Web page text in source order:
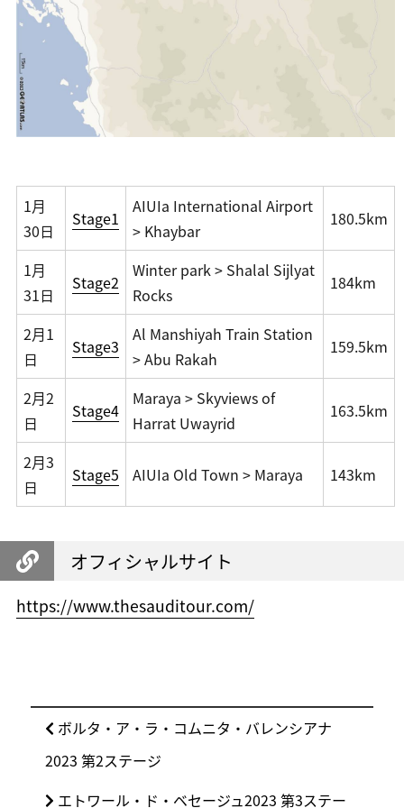
1月
30日
Stage1
AIUIa International Airport
> Khaybar
180.5km
1月
31日
Stage2
Winter park > Shalal Sijlyat
Rocks
184km
2月1
日
Stage3
Al Manshiyah Train Station
> Abu Rakah
159.5km
2月2
日
Stage4
Maraya > Skyviews of
Harrat Uwayrid
163.5km
2月3
日
Stage5 AIUIa Old Town > Maraya 143km
オフィシャルサイト
https://www.thesauditour.com/
ナ
前
の
ボルタ・ア・ラ・コムニタ・バレンシアナ
2023 第2ステージ
次
エトワール・ド・ベセージュ2023 第3ステー